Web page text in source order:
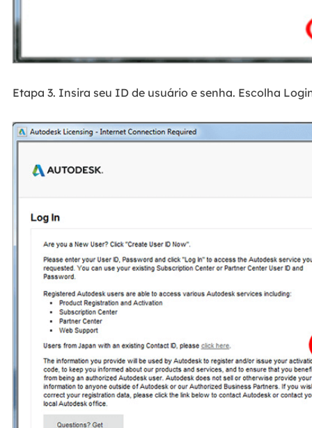
Etapa 3. Insira seu ID de usuário e senha. Escolha